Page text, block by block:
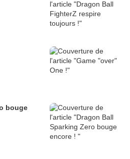
bouge